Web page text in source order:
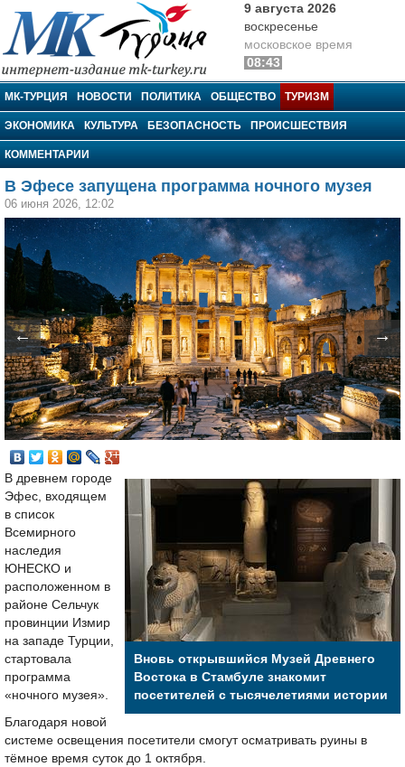
МК-Турция
9 августа 2026
воскресенье
московское время
08:43
МК-ТУРЦИЯ НОВОСТИ ПОЛИТИКА ОБЩЕСТВО ТУРИЗМ
ЭКОНОМИКА КУЛЬТУРА БЕЗОПАСНОСТЬ ПРОИСШЕСТВИЯ
КОММЕНТАРИИ
В Эфесе запущена программа ночного музея
06 июня 2026, 12:02
← →
Вновь открывшийся Музей Древнего
Востока в Стамбуле знакомит
посетителей с тысячелетиями истории
В древнем городе
Эфес, входящем
в список
Всемирного
наследия
ЮНЕСКО и
расположенном в
районе Сельчук
провинции Измир
на западе Турции,
стартовала
программа
«ночного музея».
Благодаря новой
системе освещения посетители смогут осматривать руины в
тёмное время суток до 1 октября.